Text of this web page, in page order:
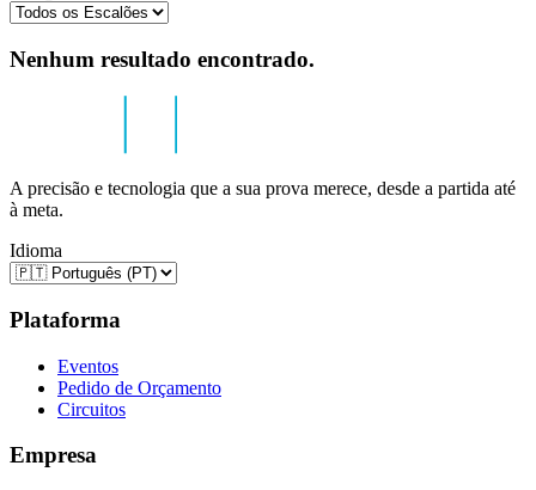
Nenhum resultado encontrado.
A precisão e tecnologia que a sua prova merece, desde a partida até
à meta.
Idioma
Plataforma
Eventos
Pedido de Orçamento
Circuitos
Empresa